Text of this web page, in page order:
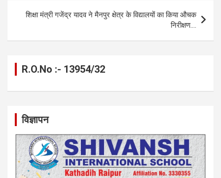
k
p
शिक्षा मंत्री गजेंद्र यादव ने मैनपुर क्षेत्र के विद्यालयों का किया औचक
निरीक्षण….
R.O.No :- 13954/32
विज्ञापन